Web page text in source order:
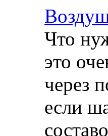
Что
это
через
если